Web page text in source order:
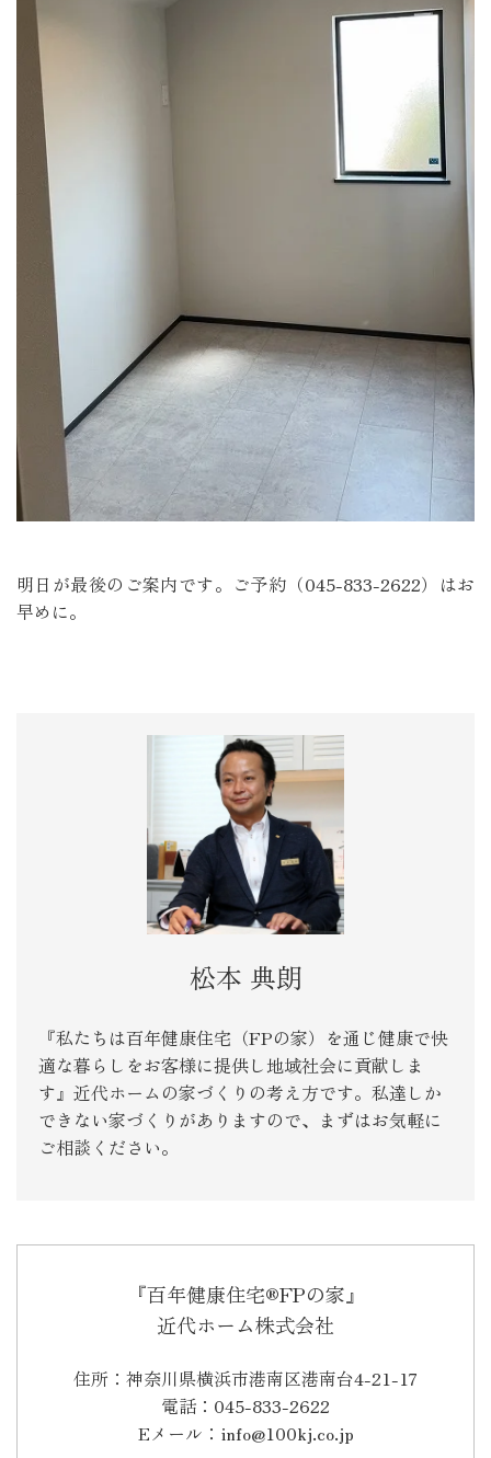
明日が最後のご案内です。ご予約（045-833-2622）はお
早めに。
松本 典朗
『私たちは百年健康住宅（FPの家）を通じ健康で快
適な暮らしをお客様に提供し地域社会に貢献しま
す』近代ホームの家づくりの考え方です。私達しか
できない家づくりがありますので、まずはお気軽に
ご相談ください。
『百年健康住宅®FPの家』
近代ホーム株式会社
住所：神奈川県横浜市港南区港南台4-21-17
電話：045-833-2622
Eメール：info@100kj.co.jp